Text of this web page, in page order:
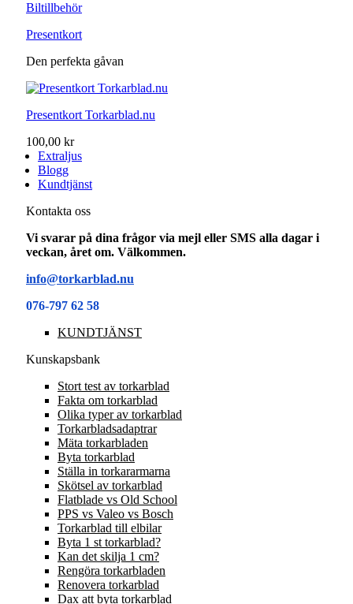
Biltillbehör
Presentkort
Den perfekta gåvan
Presentkort Torkarblad.nu
100,00 kr
Extraljus
Blogg
Kundtjänst
Kontakta oss
Vi svarar på dina frågor via mejl eller SMS alla dagar i
veckan, året om. Välkommen.
info@torkarblad.nu
076-797 62 58
KUNDTJÄNST
Kunskapsbank
Stort test av torkarblad
Fakta om torkarblad
Olika typer av torkarblad
Torkarbladsadaptrar
Mäta torkarbladen
Byta torkarblad
Ställa in torkararmarna
Skötsel av torkarblad
Flatblade vs Old School
PPS vs Valeo vs Bosch
Torkarblad till elbilar
Byta 1 st torkarblad?
Kan det skilja 1 cm?
Rengöra torkarbladen
Renovera torkarblad
Dax att byta torkarblad